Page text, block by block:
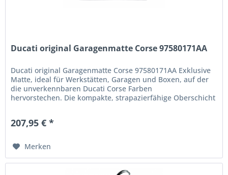
Ducati original Garagenmatte Corse 97580171AA
Ducati original Garagenmatte Corse 97580171AA Exklusive
Matte, ideal für Werkstätten, Garagen und Boxen, auf der
die unverkennbaren Ducati Corse Farben
hervorstechen. Die kompakte, strapazierfähige Oberschicht
207,95 € *
Merken